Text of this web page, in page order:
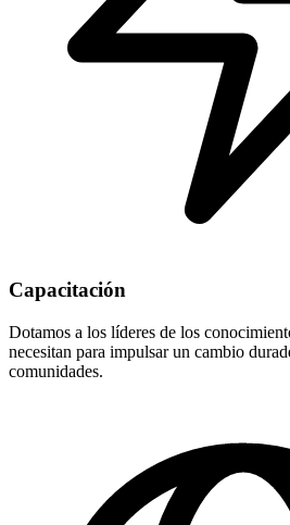
Capacitación
Dotamos a los líderes de los
necesitan para impulsar un cambio
comunidades.